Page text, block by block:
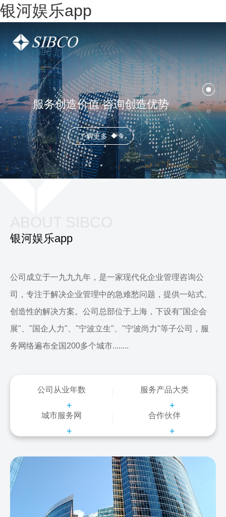
银河娱乐app
服务创造价值 咨询创造优势
了解更多
银河娱乐app
公司成立于一九九九年，是一家现代化企业管理咨询公
司，专注于解决企业管理中的急难愁问题，提供一站式、
创造性的解决方案。公司总部位于上海，下设有"国企会
展"、"国企人力"、"宁波立生"、"宁波尚力"等子公司，服
务网络遍布全国200多个城市........
公司从业年数
+
服务产品大类
+
城市服务网
+
合作伙伴
+